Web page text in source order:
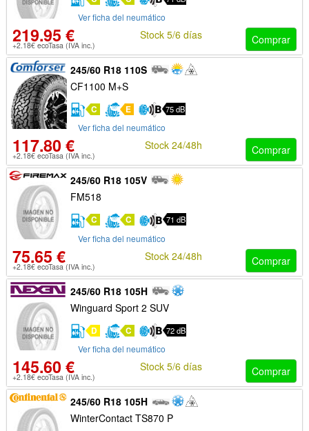
Ver ficha del neumático
219.95 €
+2.18€ ecoTasa (IVA inc.) Comprar
Stock 5/6 días
245/60 R18 110S
CF1100 M+S
C E 75 dB
Ver ficha del neumático
117.80 €
+2.18€ ecoTasa (IVA inc.) Comprar
Stock 24/48h
245/60 R18 105V
FM518
C C 71 dB
Ver ficha del neumático
75.65 €
+2.18€ ecoTasa (IVA inc.) Comprar
Stock 24/48h
245/60 R18 105H
Winguard Sport 2 SUV
D C 72 dB
Ver ficha del neumático
145.60 €
+2.18€ ecoTasa (IVA inc.) Comprar
Stock 5/6 días
245/60 R18 105H
WinterContact TS870 P